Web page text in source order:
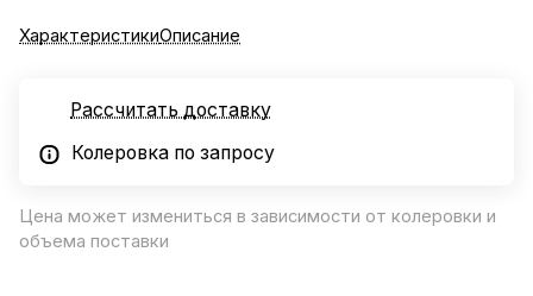
ХарактеристикиОписание
Рассчитать доставку
Колеровка по запросу
Цена может измениться в зависимости от колеровки и
объема поставки